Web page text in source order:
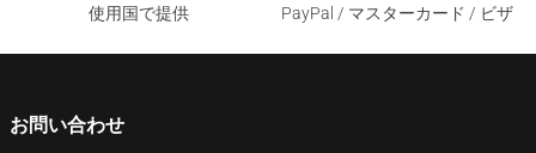
使用国で提供
PayPal / マスターカード / ビザ
お問い合わせ